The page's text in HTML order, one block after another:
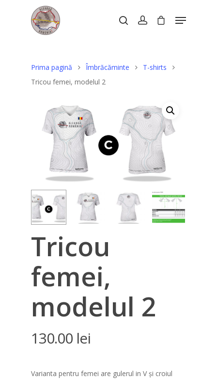
Prima pagină Îmbrăcăminte
T-shirts
Tricou femei, modelul 2
Tricou
femei,
modelul 2
130.00 lei
Varianta pentru femei are gulerul in V și croiul